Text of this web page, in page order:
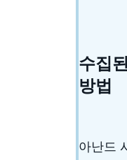
수집
방법
아난드